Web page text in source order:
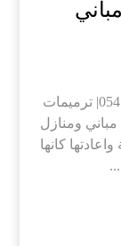
شركات صيانة عامة في عجمان |0545574752| ترميمات
ومنازل
كانها